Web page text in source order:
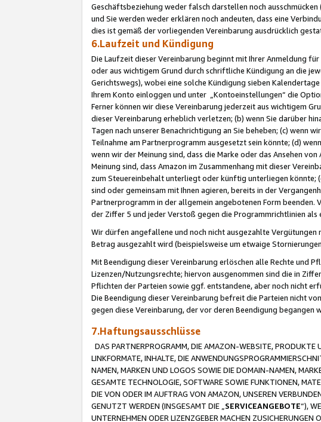
Geschäftsbeziehung weder falsch darstellen noch
und Sie werden weder erklären noch andeuten, dass eine
dies ist gemäß der vorliegenden Vereinbarung ausdrücklich
6.Laufzeit und Kündigung
Die Laufzeit dieser Vereinbarung beginnt mit Ihrer Anmeldung
oder aus wichtigem Grund durch schriftliche Kündigung an die
Gerichtswegs), wobei eine solche Kündigung sieben
Ihrem Konto einloggen und unter „Kontoeinstellungen“ die
Ferner können wir diese Vereinbarung jederzeit aus wichtigem
dieser Vereinbarung erheblich verletzen; (b) wenn Sie darüber
Tagen nach unserer Benachrichtigung an Sie beheben; (c) wenn
Teilnahme am Partnerprogramm ausgesetzt sein könnte; (d)
wenn wir der Meinung sind, dass die Marke oder das Ansehen
Meinung sind, dass Amazon im Zusammenhang mit dieser
zum Steuereinbehalt unterliegt oder künftig unterliegen könnte;
sind oder gemeinsam mit Ihnen agieren, bereits in der
Partnerprogramm in der allgemein angebotenen Form beenden.
der Ziffer 5 und jeder Verstoß gegen die Programmrichtlinien als
Wir dürfen angefallene und noch nicht ausgezahlte Vergütungen
Betrag ausgezahlt wird (beispielsweise um etwaige
Mit Beendigung dieser Vereinbarung erlöschen alle Rechte und
Lizenzen/Nutzungsrechte; hiervon ausgenommen sind die in
Pflichten der Parteien sowie ggf. entstandene, aber noch nicht
Die Beendigung dieser Vereinbarung befreit die Parteien nicht
gegen diese Vereinbarung, der vor deren Beendigung begangen
7.Haftungsausschlüsse
DAS PARTNERPROGRAMM, DIE AMAZON-WEBSITE,
LINKFORMATE, INHALTE, DIE
NAMEN, MARKEN UND LOGOS SOWIE DIE DOMAIN-NAMEN,
GESAMTE TECHNOLOGIE, SOFTWARE SOWIE FUNKTIONEN,
DIE VON ODER IM AUFTRAG VON AMAZON, UNSEREN
GENUTZT WERDEN (INSGESAMT DIE „ SERVICEANGEBOTE“),
UNTERNEHMEN ODER LIZENZGEBER MACHEN ZUSICHERUNGEN